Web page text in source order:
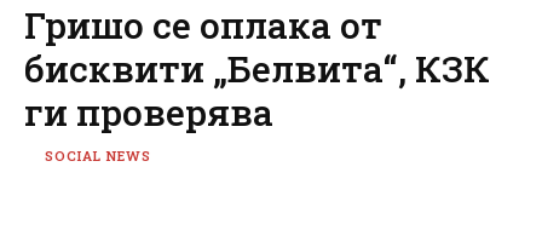
Гришо се оплака от
бисквити „Белвита“, КЗК
ги проверява
SOCIAL NEWS